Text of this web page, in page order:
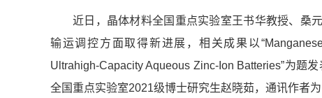
近日，晶体材料全国重点实验室王书华教授、桑
输运调控方面取得新进展，相关成果以
Ultrahigh‑Capacity Aqueous Zinc‑Ion Batteries”为题
全国重点实验室2021级博士研究生赵晓茹，通讯作者